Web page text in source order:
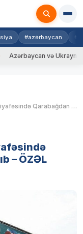
#azərbaycan
və Ukrayna XİN
Ruben Vardanyan qadın qiyafəsində Qarabağdan qaçmağa çalışıb – ÖZƏL
– ÖZƏL